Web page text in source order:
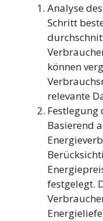
Analyse
Schritt
können
relevante
Festlegung
Basierend
festgelegt.